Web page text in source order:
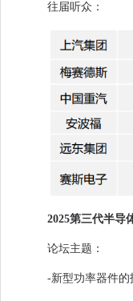
往届听众：
2025第三代半导
论坛主题：
-新型功率器件的